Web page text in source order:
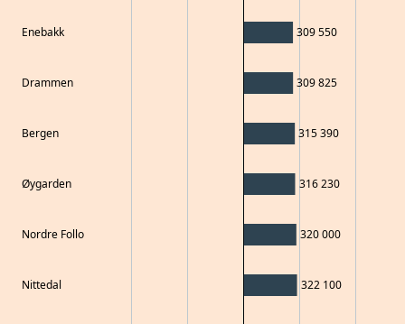
Enebakk
Drammen
Bergen
Øygarden
Nordre Follo
Nittedal
309 550
309 825
315 390
316 230
320 000
322 100